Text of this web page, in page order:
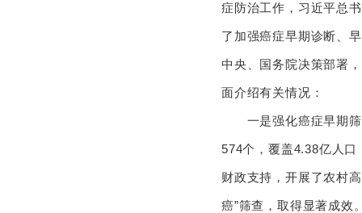
症防治工作，习近平总
了加强癌症早期诊断、
中央、国务院决策部署
面介绍有关情况：
一是强化癌症早期筛
574个，覆盖4.38亿人
财政支持，开展了农村
癌”筛查，取得显著成效